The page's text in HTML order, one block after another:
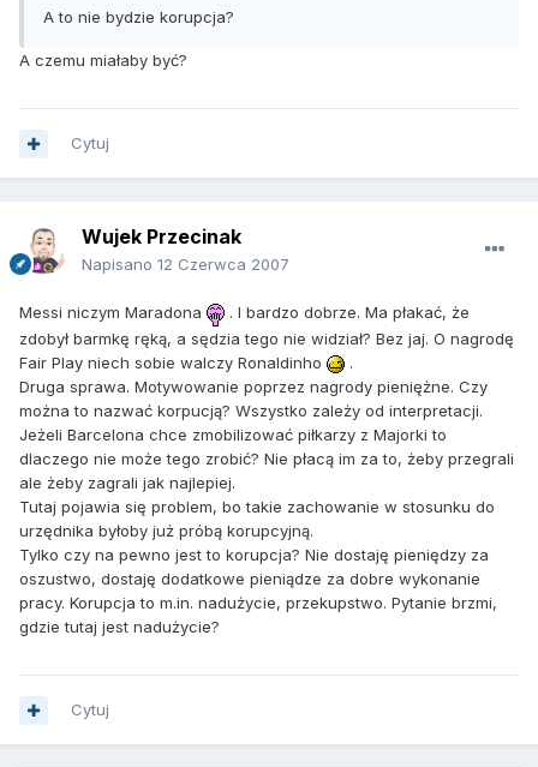
A to nie bydzie korupcja?
A czemu miałaby być?
Cytuj
Wujek Przecinak
Napisano 12 Czerwca 2007
Messi niczym Maradona
. I bardzo dobrze. Ma płakać, że
zdobył barmkę ręką, a sędzia tego nie widział? Bez jaj. O nagrodę
Fair Play niech sobie walczy Ronaldinho
.
Druga sprawa. Motywowanie poprzez nagrody pieniężne. Czy
można to nazwać korpucją? Wszystko zależy od interpretacji.
Jeżeli Barcelona chce zmobilizować piłkarzy z Majorki to
dlaczego nie może tego zrobić? Nie płacą im za to, żeby przegrali
ale żeby zagrali jak najlepiej.
Tutaj pojawia się problem, bo takie zachowanie w stosunku do
urzędnika byłoby już próbą korupcyjną.
Tylko czy na pewno jest to korupcja? Nie dostaję pieniędzy za
oszustwo, dostaję dodatkowe pieniądze za dobre wykonanie
pracy. Korupcja to m.in. nadużycie, przekupstwo. Pytanie brzmi,
gdzie tutaj jest nadużycie?
Cytuj